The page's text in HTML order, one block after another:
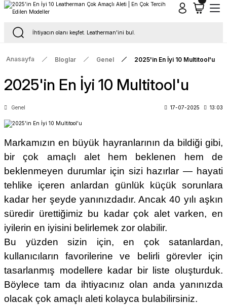
Tüm Siparişlerde Ücretsiz Kargo
16.00'a Kadar Gelen Tüm Siparişlerde Aynı Gün Kargo
Anasayfa Bloglar Genel 2025'in En İyi 10 Multitool'u
2025'in En İyi 10 Multitool'u
Genel 17-07-2025 13:03
Markamızın en büyük hayranlarının da bildiği gibi,
bir çok amaçlı alet hem beklenen hem de
beklenmeyen durumlar için sizi hazırlar — hayati
tehlike içeren anlardan günlük küçük sorunlara
kadar her şeyde yanınızdadır. Ancak 40 yılı aşkın
süredir ürettiğimiz bu kadar çok alet varken, en
iyilerin en iyisini belirlemek zor olabilir.
Bu yüzden sizin için, en çok satanlardan,
kullanıcıların favorilerine ve belirli görevler için
tasarlanmış modellere kadar bir liste oluşturduk.
Böylece tam da ihtiyacınız olan anda yanınızda
olacak çok amaçlı aleti kolayca bulabilirsiniz.